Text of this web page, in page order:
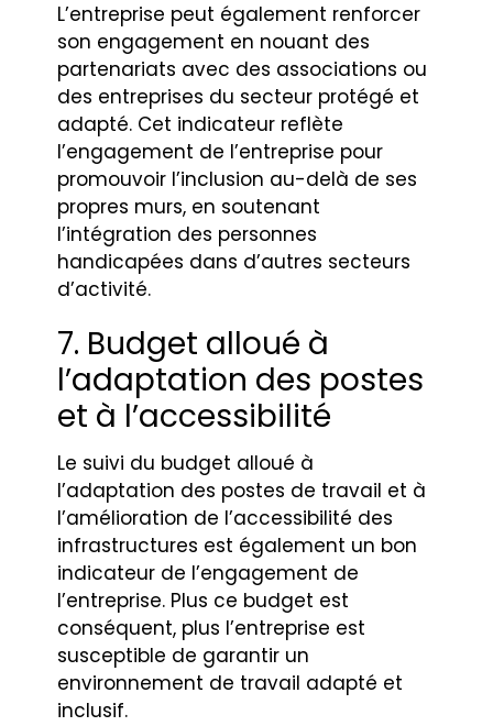
L’entreprise peut également renforcer
son engagement en nouant des
partenariats avec des associations ou
des entreprises du secteur protégé et
adapté. Cet indicateur reflète
l’engagement de l’entreprise pour
promouvoir l’inclusion au-delà de ses
propres murs, en soutenant
l’intégration des personnes
handicapées dans d’autres secteurs
d’activité.
7. Budget alloué à
l’adaptation des postes
et à l’accessibilité
Le suivi du budget alloué à
l’adaptation des postes de travail et à
l’amélioration de l’accessibilité des
infrastructures est également un bon
indicateur de l’engagement de
l’entreprise. Plus ce budget est
conséquent, plus l’entreprise est
susceptible de garantir un
environnement de travail adapté et
inclusif.